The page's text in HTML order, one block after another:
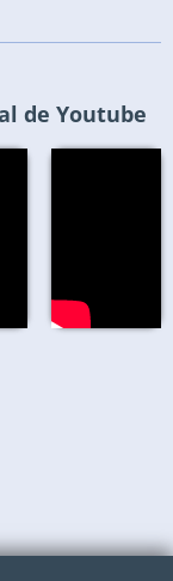
de Youtube